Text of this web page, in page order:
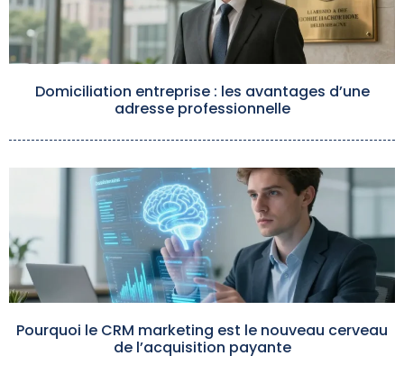
Domiciliation entreprise : les avantages d’une
adresse professionnelle
Pourquoi le CRM marketing est le nouveau cerveau
de l’acquisition payante